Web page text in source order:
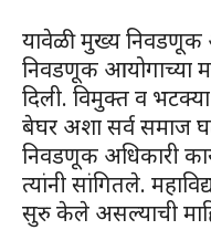
यावेळी मुख्य निवडणूक
निवडणूक आयोगाच्या
दिली. विमुक्त व
बेघर अशा सर्व समाज
निवडणूक अधिकारी
त्यांनी सांगितले.
सुरु केले असल्याची